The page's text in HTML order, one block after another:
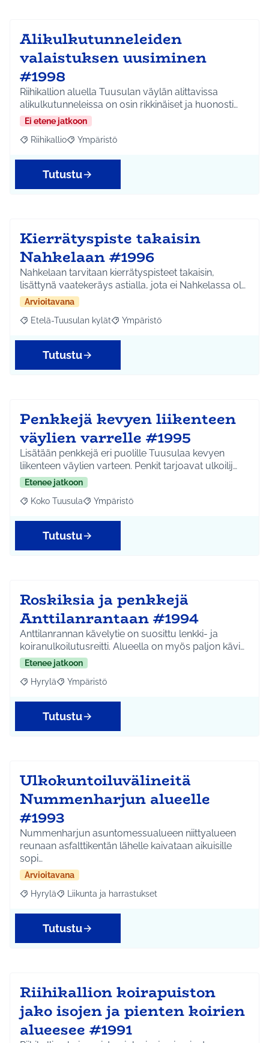
Alikulkutunneleiden
valaistuksen uusiminen
#1998
Riihikallion aluella Tuusulan väylän alittavissa
alikulkutunneleissa on osin rikkinäiset ja huonosti…
Ei etene jatkoon
Rajaa tulokset aihepiirin mukaan: Riihikallio
Riihikallio Rajaa tulokset teeman mukaan: Ympäristö
Ympäristö
Tutustu
Kierrätyspiste takaisin
Nahkelaan #1996
Nahkelaan tarvitaan kierrätyspisteet takaisin,
lisättynä vaatekeräys astialla, jota ei Nahkelassa ol…
Arvioitavana
Rajaa tulokset aihepiirin mukaan: Etelä-Tuusulan kylät
Etelä-Tuusulan kylät Rajaa tulokset teeman mukaan:
Ympäristö
Tutustu
Penkkejä kevyen liikenteen
väylien varrelle #1995
Lisätään penkkejä eri puolille Tuusulaa kevyen
liikenteen väylien varteen. Penkit tarjoavat ulkoilij…
Etenee jatkoon
Rajaa tulokset aihepiirin mukaan: Koko Tuusula
Koko Tuusula Rajaa tulokset teeman mukaan: Ympäristö
Ympäristö
Tutustu
Roskiksia ja penkkejä
Anttilanrantaan #1994
Anttilanrannan kävelytie on suosittu lenkki- ja
koiranulkoilutusreitti. Alueella on myös paljon kävi…
Etenee jatkoon
Rajaa tulokset aihepiirin mukaan: Hyrylä
Hyrylä Rajaa tulokset teeman mukaan: Ympäristö
Ympäristö
Tutustu
Ulkokuntoiluvälineitä
Nummenharjun alueelle
#1993
Nummenharjun asuntomessualueen niittyalueen
reunaan asfalttikentän lähelle kaivataan aikuisille
sopi…
Arvioitavana
Rajaa tulokset aihepiirin mukaan: Hyrylä
Hyrylä Rajaa tulokset teeman mukaan: Liikunta ja
Liikunta ja harrastukset
Tutustu
Riihikallion koirapuiston
jako isojen ja pienten koirien
alueesee #1991